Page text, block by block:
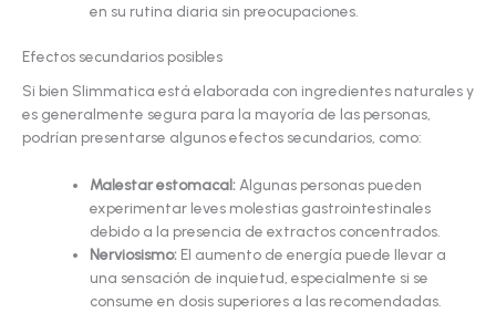
en su rutina diaria sin preocupaciones.
Efectos secundarios posibles
Si bien Slimmatica está elaborada con ingredientes naturales y
es generalmente segura para la mayoría de las personas,
podrían presentarse algunos efectos secundarios, como:
Malestar estomacal: Algunas personas pueden
experimentar leves molestias gastrointestinales
debido a la presencia de extractos concentrados.
Nerviosismo: El aumento de energía puede llevar a
una sensación de inquietud, especialmente si se
consume en dosis superiores a las recomendadas.